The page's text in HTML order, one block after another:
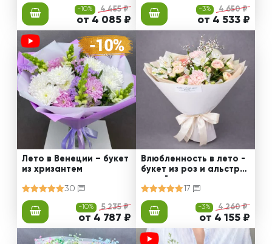
-10% 4 455 ₽
от 4 085 ₽
-3% 4 650 ₽
от 4 533 ₽
Лето в Венеции – букет
из хризантем
30
-10% 5 235 ₽
от 4 787 ₽
Влюбленность в лето -
букет из роз и альстро
мерий
17
-3% 4 260 ₽
от 4 155 ₽